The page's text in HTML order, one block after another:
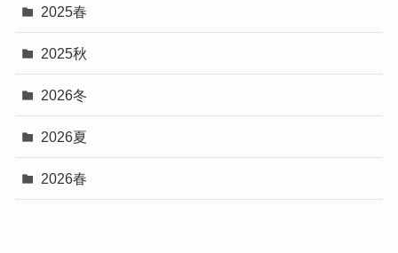
2025春
2025秋
2026冬
2026夏
2026春